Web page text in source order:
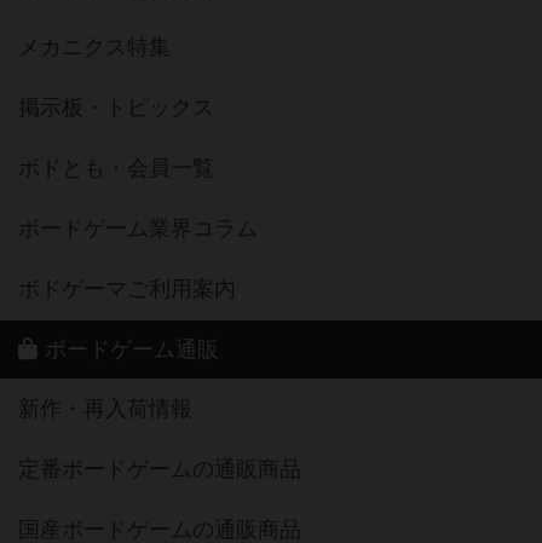
メカニクス特集
掲示板・トピックス
ボドとも・会員一覧
ボードゲーム業界コラム
ボドゲーマご利用案内
ボードゲーム通販
新作・再入荷情報
定番ボードゲームの通販商品
国産ボードゲームの通販商品